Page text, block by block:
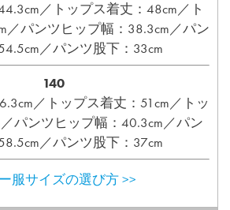
／トップス着丈：48cm／ト
／パンツヒップ幅：38.3cm／パン
／パンツ股下：33cm
140
／トップス着丈：51cm／トッ
パンツヒップ幅：40.3cm／パン
／パンツ股下：37cm
服サイズの選び方 >>